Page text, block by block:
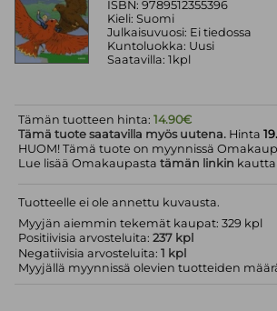
ISBN: 9789512355396
Kieli: Suomi
Julkaisuvuosi: Ei tiedossa
Kuntoluokka: Uusi
Saatavilla: 1kpl
Tämän tuotteen hinta:14.90€
Tämä tuote saatavilla myös uutena. Hinta
HUOM! Tämä tuote on myynnissä
Lue lisää Omakaupastatämän linkin
Tuotteelle ei ole annettu kuvausta.
Myyjän aiemmin tekemät kaupat: 329 kpl
Positiivisia arvosteluita:237 kpl
Negatiivisia arvosteluita:1 kpl
Myyjällä myynnissä olevien tuotteiden